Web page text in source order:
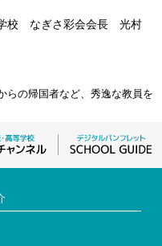
校 なぎさ彩会会長 光村
らの帰国者など、秀逸な教員を